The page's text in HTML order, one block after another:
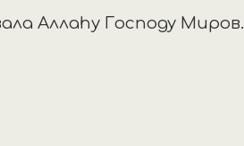
Аллаhу Господу Миров.